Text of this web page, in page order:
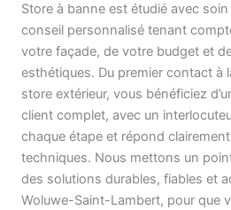
Store à banne est étudié avec
conseil personnalisé tenant
votre façade, de votre budget et
esthétiques. Du premier contact à
store extérieur, vous bénéficiez
client complet, avec un
chaque étape et répond
techniques. Nous mettons un
des solutions durables, fiables et
Woluwe-Saint-Lambert, pour que